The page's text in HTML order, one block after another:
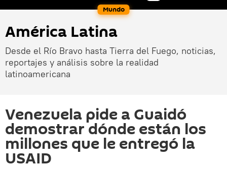
Mundo
América Latina
Desde el Río Bravo hasta Tierra del Fuego, noticias,
reportajes y análisis sobre la realidad
latinoamericana
Venezuela pide a Guaidó
demostrar dónde están los
millones que le entregó la
USAID